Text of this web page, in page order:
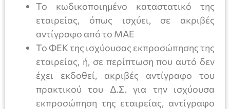
Το κωδικοποιημένο καταστατικό της
εταιρείας, όπως ισχύει, σε ακριβές
αντίγραφο από το ΜΑΕ
Το ΦΕΚ της ισχύουσας εκπροσώπησης της
εταιρείας, ή, σε περίπτωση που αυτό δεν
έχει εκδοθεί, ακριβές αντίγραφο του
πρακτικού του Δ.Σ. για την ισχύουσα
εκπροσώπηση της εταιρείας, αντίγραφο